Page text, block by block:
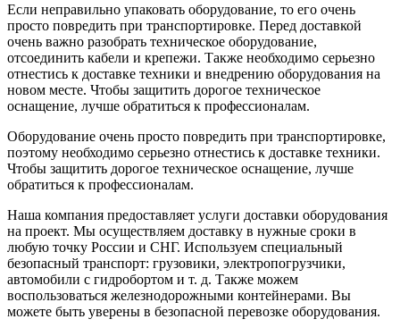
Если неправильно упаковать оборудование, то его очень
просто повредить при транспортировке. Перед доставкой
очень важно разобрать техническое оборудование,
отсоединить кабели и крепежи. Также необходимо серьезно
отнестись к доставке техники и внедрению оборудования на
новом месте. Чтобы защитить дорогое техническое
оснащение, лучше обратиться к профессионалам.
Оборудование очень просто повредить при транспортировке,
поэтому необходимо серьезно отнестись к доставке техники.
Чтобы защитить дорогое техническое оснащение, лучше
обратиться к профессионалам.
Наша компания предоставляет услуги доставки оборудования
на проект. Мы осуществляем доставку в нужные сроки в
любую точку России и СНГ. Используем специальный
безопасный транспорт: грузовики, электропогрузчики,
автомобили с гидробортом и т. д. Также можем
воспользоваться железнодорожными контейнерами. Вы
можете быть уверены в безопасной перевозке оборудования.